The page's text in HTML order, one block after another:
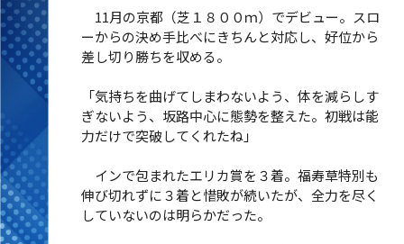
11月の京都（芝１８００ｍ）でデビュー。スロ
ーからの決め手比べにきちんと対応し、好位から
差し切り勝ちを収める。
「気持ちを曲げてしまわないよう、体を減らしす
ぎないよう、坂路中心に態勢を整えた。初戦は能
力だけで突破してくれたね」
インで包まれたエリカ賞を３着。福寿草特別も
伸び切れずに３着と惜敗が続いたが、全力を尽く
していないのは明らかだった。